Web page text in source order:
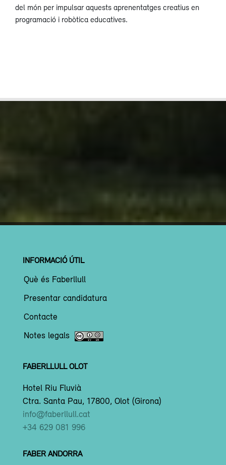
del món per impulsar aquests aprenentatges creatius en
programació i robòtica educatives.
INFORMACIÓ ÚTIL
Què és Faberllull
Presentar candidatura
Contacte
Notes legals
FABERLLULL OLOT
Hotel Riu Fluvià
Ctra. Santa Pau, 17800, Olot (Girona)
info@faberllull.cat
+34 629 081 996
FABER ANDORRA